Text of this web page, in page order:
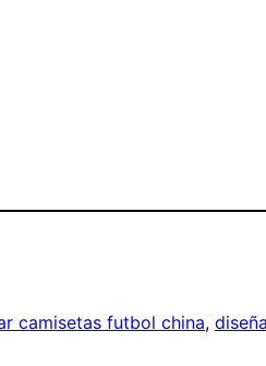
camisetas futbol china,